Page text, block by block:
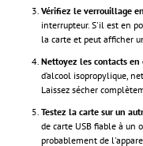
Vérifiez le verrouillage
interrupteur. S'il est en
la carte et peut afficher
Nettoyez les contacts en
d’alcool isopropylique,
Laissez sécher
Testez la carte sur un
de carte USB fiable à un
probablement de